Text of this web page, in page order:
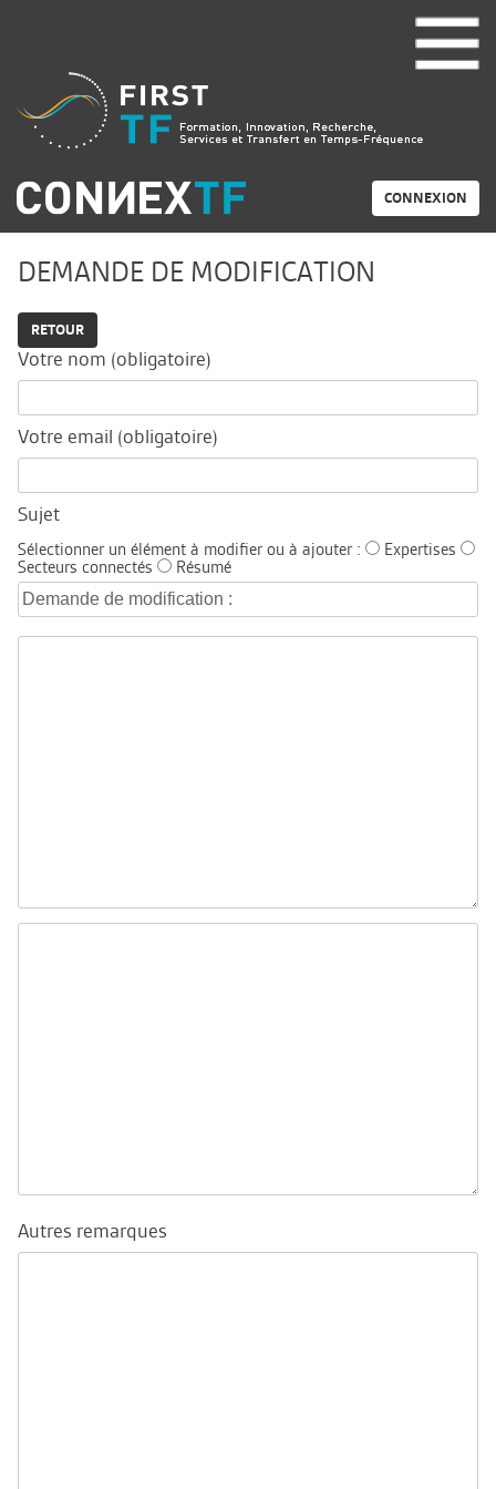
CONNEXION
DEMANDE DE MODIFICATION
RETOUR
Votre nom (obligatoire)
Votre email (obligatoire)
Sujet
Sélectionner un élément à modifier ou à ajouter :
Expertises
Secteurs connectés
Résumé
Autres remarques